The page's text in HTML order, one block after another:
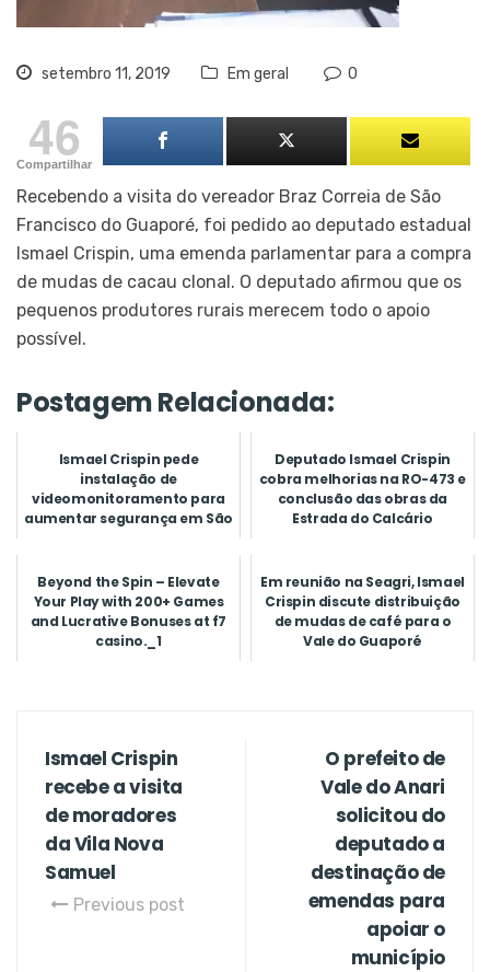
setembro 11, 2019 Em geral 0
46
Compartilhar
Recebendo a visita do vereador Braz Correia de São
Francisco do Guaporé, foi pedido ao deputado estadual
Ismael Crispin, uma emenda parlamentar para a compra
de mudas de cacau clonal. O deputado afirmou que os
pequenos produtores rurais merecem todo o apoio
possível.
Postagem Relacionada:
Ismael Crispin pede
instalação de
videomonitoramento para
aumentar segurança em São
Deputado Ismael Crispin
cobra melhorias na RO-473 e
conclusão das obras da
Estrada do Calcário
Beyond the Spin – Elevate
Your Play with 200+ Games
and Lucrative Bonuses at f7
casino._1
Em reunião na Seagri, Ismael
Crispin discute distribuição
de mudas de café para o
Vale do Guaporé
Ismael Crispin
recebe a visita
de moradores
da Vila Nova
Samuel
Previous post
O prefeito de
Vale do Anari
solicitou do
deputado a
destinação de
emendas para
apoiar o
município